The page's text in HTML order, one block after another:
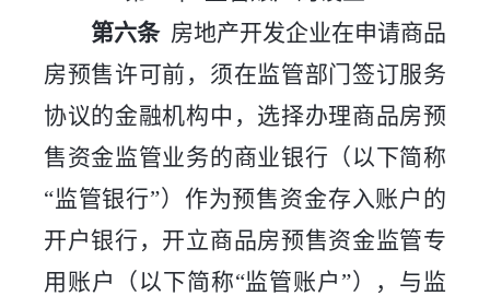
第六条 房地产开发企业在申请商品
房预售许可前， 须在监管部门签订服务
协议的金融机构中，选择办理商品房预
售资金监管业务的商业银行 （以下简称
“监管银行”）作为预售资金存入账户的
开户银行，开立商品房预售资金监管专
用账户（以下简称“监管账户”），与监